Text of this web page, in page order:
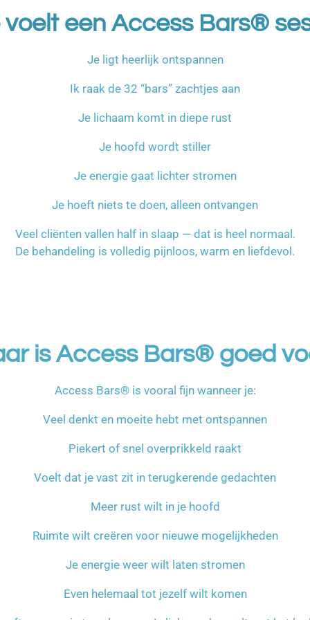
voelt een Access Bars®
Je ligt heerlijk ontspannen
Ik raak de 32 “bars” zachtjes aan
Je lichaam komt in diepe rust
Je hoofd wordt stiller
Je energie gaat lichter stromen
Je hoeft niets te doen, alleen ontvangen
Veel cliënten vallen half in slaap — dat is heel normaal.
De behandeling is volledig pijnloos, warm en liefdevol.
is Access Bars® goed
Access Bars® is vooral fijn wanneer je:
Veel denkt en moeite hebt met ontspannen
Piekert of snel overprikkeld raakt
Voelt dat je vast zit in terugkerende gedachten
Meer rust wilt in je hoofd
Ruimte wilt creëren voor nieuwe mogelijkheden
Je energie weer wilt laten stromen
Even helemaal tot jezelf wilt komen